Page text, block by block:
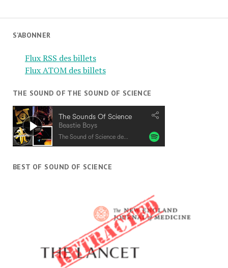
S’ABONNER
Flux RSS des billets
Flux ATOM des billets
THE SOUND OF THE SOUND OF SCIENCE
BEST OF SOUND OF SCIENCE